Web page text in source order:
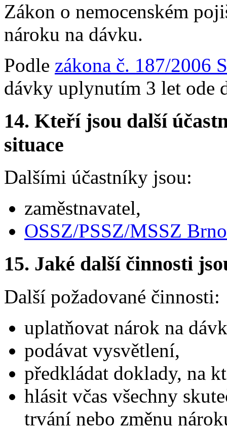
Zákon o nemocenském
nároku na dávku.
Podle zákona č. 187/2006
dávky uplynutím 3 let ode
14. Kteří jsou další
situace
Dalšími účastníky jsou:
zaměstnavatel,
OSSZ/PSSZ/MSSZ Brno
15. Jaké další činnosti
Další požadované činnosti:
uplatňovat nárok na
podávat vysvětlení,
předkládat doklady, na
hlásit včas všechny
trvání nebo změnu